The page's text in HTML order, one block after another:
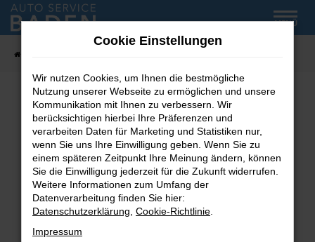
Zum
Hauptinhalt
MENÜ
Fehler: Network Error
Beim Laden ist ein Fehler aufgetreten.
Hier sind ein paar Tipps, die dir helfen können:
Überprüfe deine Firewall und deine
Internetverbindung.
Laden andere Webseiten, zum Beispiel deine
Suchmaschine?
Cookie Einstellungen
Wir nutzen Cookies, um Ihnen die bestmögliche
Nutzung unserer Webseite zu ermöglichen und unsere
Kommunikation mit Ihnen zu verbessern. Wir
berücksichtigen hierbei Ihre Präferenzen und
verarbeiten Daten für Marketing und Statistiken nur,
wenn Sie uns Ihre Einwilligung geben. Wenn Sie zu
einem späteren Zeitpunkt Ihre Meinung ändern, können
Sie die Einwilligung jederzeit für die Zukunft widerrufen.
Weitere Informationen zum Umfang der
Datenverarbeitung finden Sie hier:
Datenschutzerklärung Cookie-Richtlinie
Impressum